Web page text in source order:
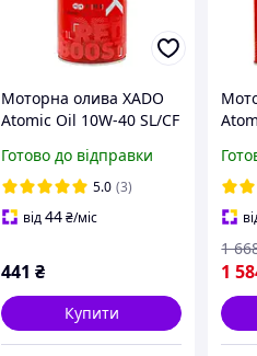
Моторна олива XADO
Atomic Oil 10W-40 SL/CF
напівсинтетична 1 л
Готово до відправки
5.0 (3)
від44₴/міс
441 ₴
Купити
1
1